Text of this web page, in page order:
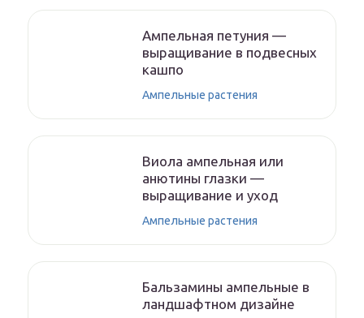
Ампельная петуния —
выращивание в подвесных
кашпо
Ампельные растения
Виола ампельная или
анютины глазки —
выращивание и уход
Ампельные растения
Бальзамины ампельные в
ландшафтном дизайне